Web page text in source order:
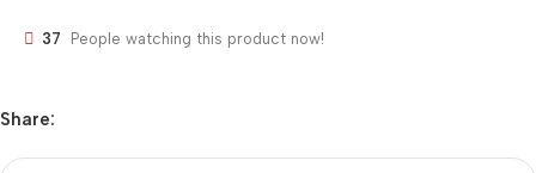
37 People watching this product now!
Share: